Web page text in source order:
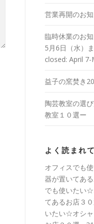
営業再開のお
臨時休業のお
5月6日（水）
closed: April
益子の窯焚き
陶芸教室の選
教室１０選ー
よく読まれ
オフィスでも
器が置いてあ
でも使いたい
てあるお店３
いたい☆オシ